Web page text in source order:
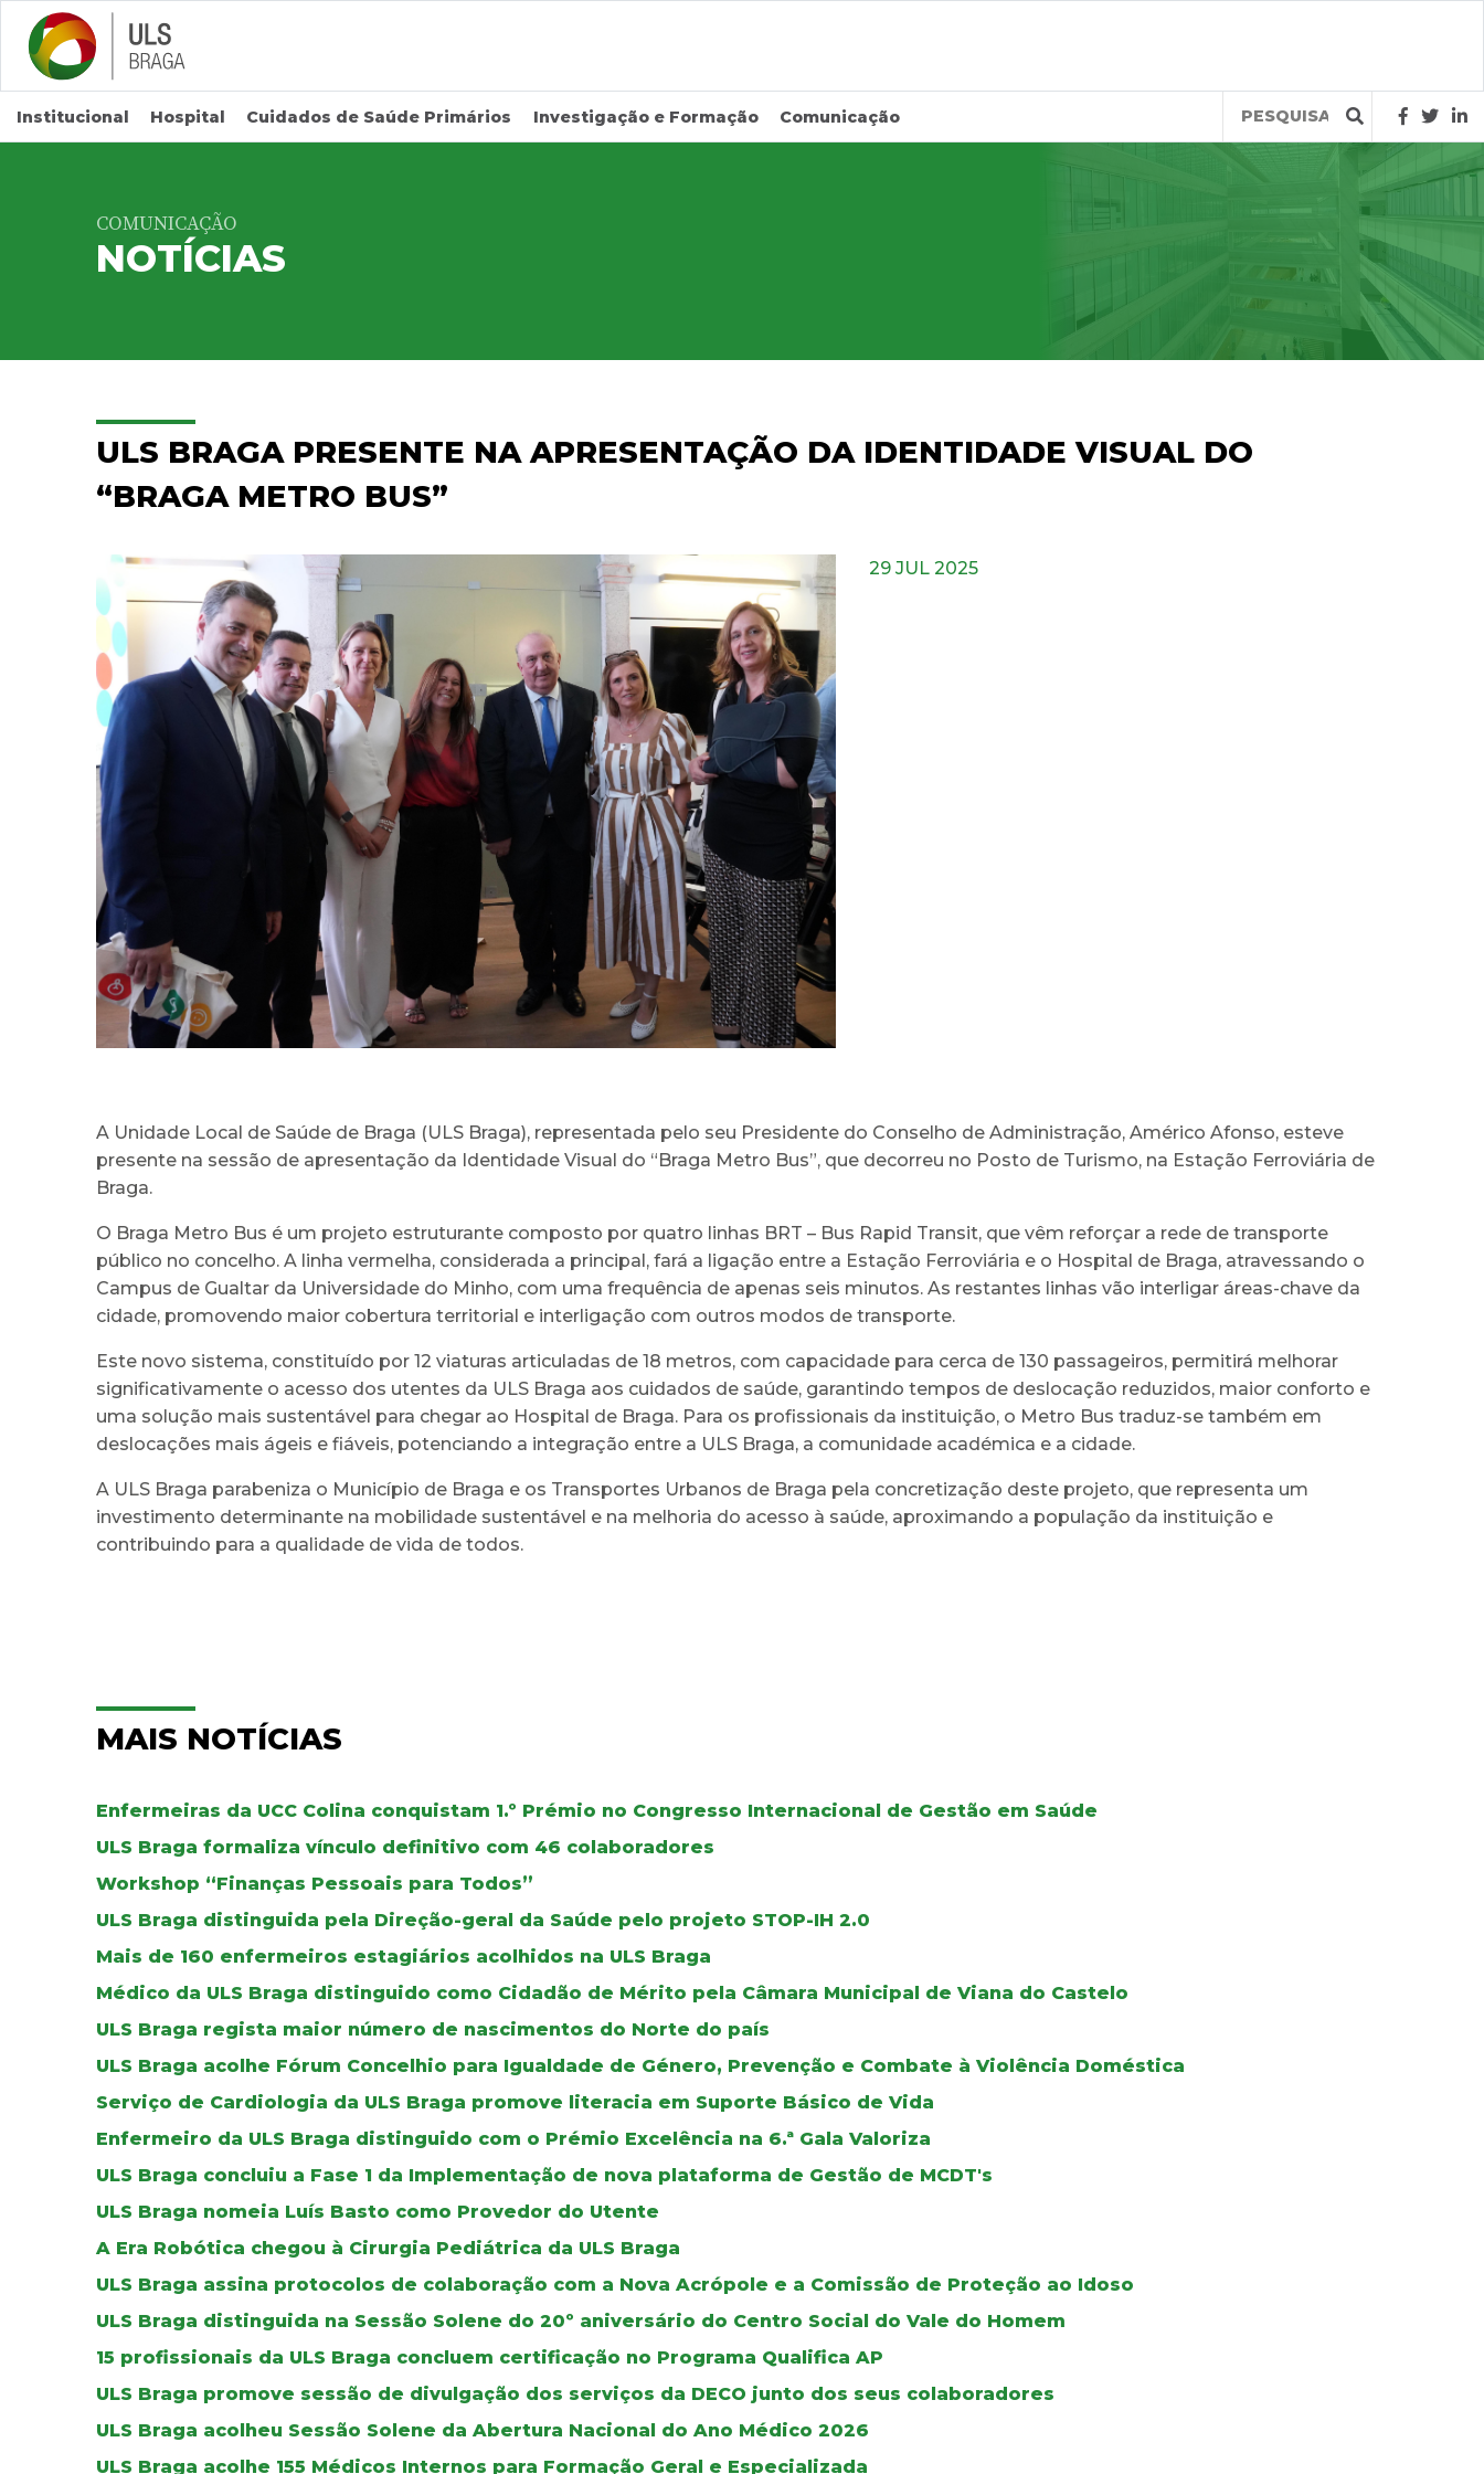
Saltar para conteúdo principal
Institucional Hospital Cuidados de Saúde Primários Investigação e Formação Comunicação
Query
COMUNICAÇÃO
NOTÍCIAS
ULS BRAGA PRESENTE NA APRESENTAÇÃO DA IDENTIDADE VISUAL DO
“BRAGA METRO BUS”
29 JUL 2025
A Unidade Local de Saúde de Braga (ULS Braga), representada pelo seu Presidente do Conselho de Administração, Américo Afonso, esteve
presente na sessão de apresentação da Identidade Visual do “Braga Metro Bus”, que decorreu no Posto de Turismo, na Estação Ferroviária de
Braga.
O Braga Metro Bus é um projeto estruturante composto por quatro linhas BRT – Bus Rapid Transit, que vêm reforçar a rede de transporte
público no concelho. A linha vermelha, considerada a principal, fará a ligação entre a Estação Ferroviária e o Hospital de Braga, atravessando o
Campus de Gualtar da Universidade do Minho, com uma frequência de apenas seis minutos. As restantes linhas vão interligar áreas-chave da
cidade, promovendo maior cobertura territorial e interligação com outros modos de transporte.
Este novo sistema, constituído por 12 viaturas articuladas de 18 metros, com capacidade para cerca de 130 passageiros, permitirá melhorar
significativamente o acesso dos utentes da ULS Braga aos cuidados de saúde, garantindo tempos de deslocação reduzidos, maior conforto e
uma solução mais sustentável para chegar ao Hospital de Braga. Para os profissionais da instituição, o Metro Bus traduz-se também em
deslocações mais ágeis e fiáveis, potenciando a integração entre a ULS Braga, a comunidade académica e a cidade.
A ULS Braga parabeniza o Município de Braga e os Transportes Urbanos de Braga pela concretização deste projeto, que representa um
investimento determinante na mobilidade sustentável e na melhoria do acesso à saúde, aproximando a população da instituição e
contribuindo para a qualidade de vida de todos.
MAIS NOTÍCIAS
Enfermeiras da UCC Colina conquistam 1.º Prémio no Congresso Internacional de Gestão em Saúde
ULS Braga formaliza vínculo definitivo com 46 colaboradores
Workshop “Finanças Pessoais para Todos”
ULS Braga distinguida pela Direção-geral da Saúde pelo projeto STOP-IH 2.0
Mais de 160 enfermeiros estagiários acolhidos na ULS Braga
Médico da ULS Braga distinguido como Cidadão de Mérito pela Câmara Municipal de Viana do Castelo
ULS Braga regista maior número de nascimentos do Norte do país
ULS Braga acolhe Fórum Concelhio para Igualdade de Género, Prevenção e Combate à Violência Doméstica
Serviço de Cardiologia da ULS Braga promove literacia em Suporte Básico de Vida
Enfermeiro da ULS Braga distinguido com o Prémio Excelência na 6.ª Gala Valoriza
ULS Braga concluiu a Fase 1 da Implementação de nova plataforma de Gestão de MCDT's
ULS Braga nomeia Luís Basto como Provedor do Utente
A Era Robótica chegou à Cirurgia Pediátrica da ULS Braga
ULS Braga assina protocolos de colaboração com a Nova Acrópole e a Comissão de Proteção ao Idoso
ULS Braga distinguida na Sessão Solene do 20º aniversário do Centro Social do Vale do Homem
15 profissionais da ULS Braga concluem certificação no Programa Qualifica AP
ULS Braga promove sessão de divulgação dos serviços da DECO junto dos seus colaboradores
ULS Braga acolheu Sessão Solene da Abertura Nacional do Ano Médico 2026
ULS Braga acolhe 155 Médicos Internos para Formação Geral e Especializada